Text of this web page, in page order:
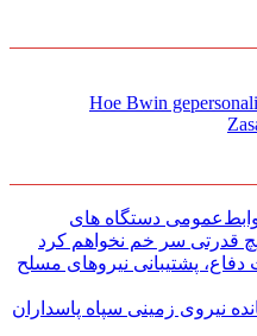
Hoe Bwin
دستگاه های
قدرتی سر خم نخواهم کرد
پشتیبانی نیرو‌های مسلح
نیروی زمینی سپاه پاسداران